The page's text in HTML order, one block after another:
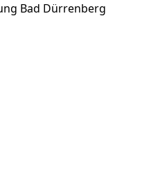
Bad Dürrenberg